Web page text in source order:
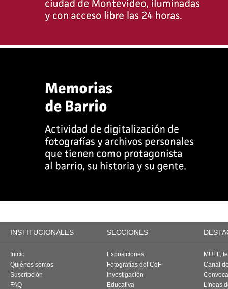
INSTITUCIONALES SECCIONES
Inicio
Quiénes somos
Suscripción
FAQ
Exposiciones
Fotografías del CdF
Investigación
Educativa
MUFF,
Canal
Líneas